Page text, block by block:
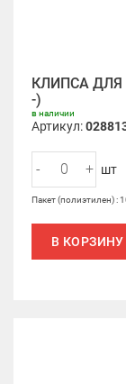
КЛИПСА ДЛЯ
-)
в наличии
Артикул:
- + шт
Пакет (полиэтилен) :
В КОРЗИНУ